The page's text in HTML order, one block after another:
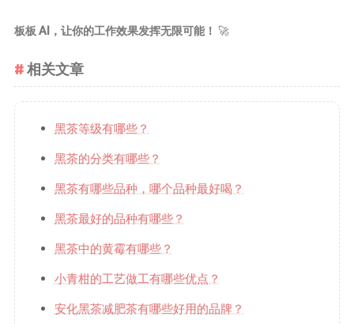
板板 AI，让你的工作效果发挥无限可能！ 🚀
相关文章
黑茶等级有哪些？
黑茶的分类有哪些？
黑茶有哪些品种，哪个品种最好喝？
黑茶最好的品种有哪些？
黑茶中的黄霉有哪些？
小青柑的工艺做工有哪些优点？
安化黑茶减肥茶有哪些好用的品牌？